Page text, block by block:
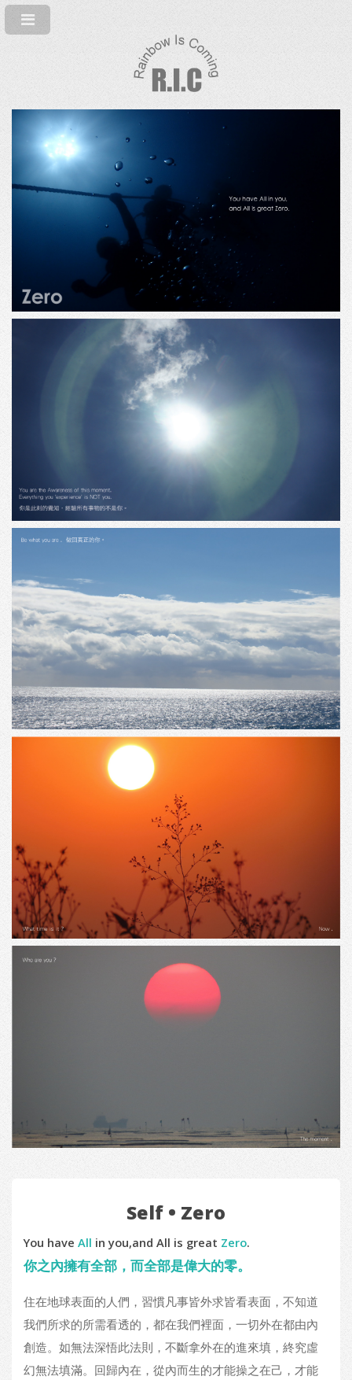
Self • Zero
You have All in you,and All is great Zero.
你之內擁有全部，而全部是偉大的零。
住在地球表面的人們，習慣凡事皆外求皆看表面，不知道
我們所求的所需看透的，都在我們裡面，一切外在都由內
創造。如無法深悟此法則，不斷拿外在的進來填，終究虛
幻無法填滿。回歸內在，從內而生的才能操之在己，才能